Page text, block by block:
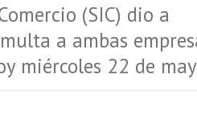
(SIC) dio a
a ambas
miércoles 22 de